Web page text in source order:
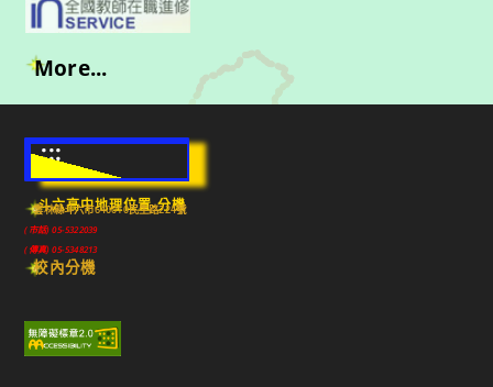
More...
:::
斗六高中地理位置-分機
雲林縣斗六市640010民生路224號
(市話) 05-5322039
(傳真) 05-5348213
校內分機